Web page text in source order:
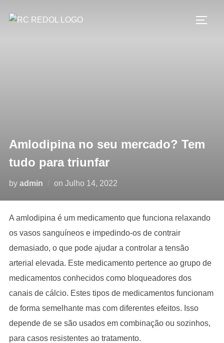
Amlodipina no seu mercado? Tem
tudo para triunfar
by admin on Julho 14, 2022
A amlodipina é um medicamento que funciona relaxando
os vasos sanguíneos e impedindo-os de contrair
demasiado, o que pode ajudar a controlar a tensão
arterial elevada. Este medicamento pertence ao grupo de
medicamentos conhecidos como bloqueadores dos
canais de cálcio. Estes tipos de medicamentos funcionam
de forma semelhante mas com diferentes efeitos. Isso
depende de se são usados em combinação ou sozinhos,
para casos resistentes ao tratamento.